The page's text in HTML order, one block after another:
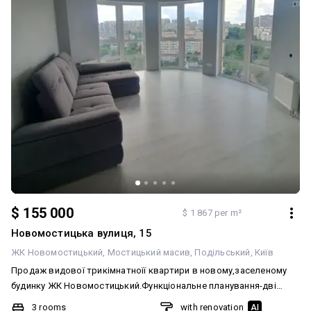
парки та зелені зони 📍 Локація: Район активно розвивається,
стабільно зростає в ціні та має високий попит на оренду.
Чудовий вибір як для власного проживання, так і для пасивного
доходу. 🔹 Додатково: • Право власності менше 3 років •
Можлива купівля за держпрограмами (єОселя) 💎 Ліквідний
об'єкт із хорошим потенціалом зростання вартості 📩
Телефонуйте/пишіть — організую перегляд у зручний час
$ 155 000 $ 1 867 per m²
Новомостицька вулиця, 15
ЖК Новомостицький Мостицький масив Подільський Київ
Продаж видової трикімнатноїї квартири в новому,заселеному
будинку ЖК Новомостицький.Функціональне планування-дві
окремі кімнати ,велика кухня -вітальня з панарамними
3 rooms
with renovation AI